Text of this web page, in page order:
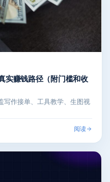
实赚钱路径（附门槛和收
写作接单、工具教学、生图视
阅读